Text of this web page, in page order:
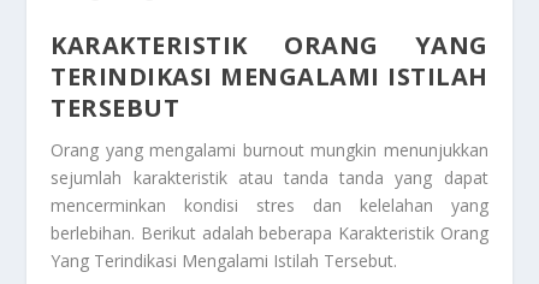
KARAKTERISTIK ORANG YANG
TERINDIKASI MENGALAMI ISTILAH
TERSEBUT
Orang yang mengalami burnout mungkin menunjukkan
sejumlah karakteristik atau tanda tanda yang dapat
mencerminkan kondisi stres dan kelelahan yang
berlebihan. Berikut adalah beberapa Karakteristik Orang
Yang Terindikasi Mengalami Istilah Tersebut.